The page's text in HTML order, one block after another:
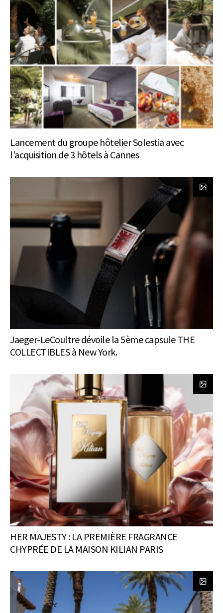
Lancement du groupe hôtelier Solestia avec
l’acquisition de 3 hôtels à Cannes
Jaeger-LeCoultre dévoile la 5ème capsule THE
COLLECTIBLES à New York.
HER MAJESTY : LA PREMIÈRE FRAGRANCE
CHYPRÉE DE LA MAISON KILIAN PARIS